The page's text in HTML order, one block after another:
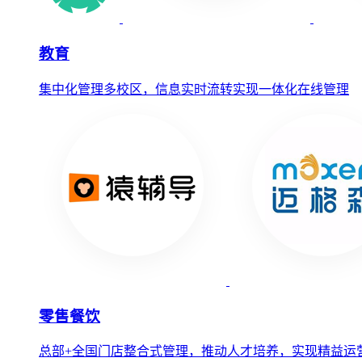
教育
集中化管理多校区，信息实时流转实现一体化在线管理
零售餐饮
总部+全国门店整合式管理，推动人才培养，实现精益运